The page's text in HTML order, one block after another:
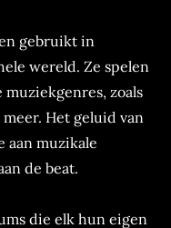
gebruikt in
wereld. Ze spelen
zoals
Het geluid van
aan muzikale
de beat.
die elk hun eigen